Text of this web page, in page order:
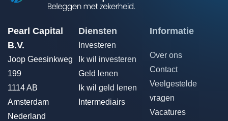
Pearl Capital
B.V.
Joop Geesinkweg
199
1114 AB
Amsterdam
Nederland
Diensten
Investeren
Ik wil investeren
Geld lenen
Ik wil geld lenen
Intermediairs
Informatie
Over ons
Contact
Veelgestelde
vragen
Vacatures